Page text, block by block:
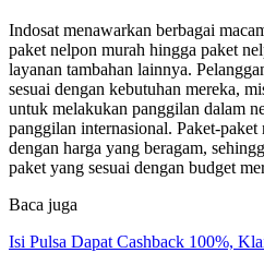
Indosat menawarkan berbagai
paket nelpon murah hingga paket
layanan tambahan lainnya.
sesuai dengan kebutuhan mereka,
untuk melakukan panggilan dalam
panggilan internasional. Paket-
dengan harga yang beragam,
paket yang sesuai dengan budget
Baca juga
Isi Pulsa Dapat Cashback 100%,